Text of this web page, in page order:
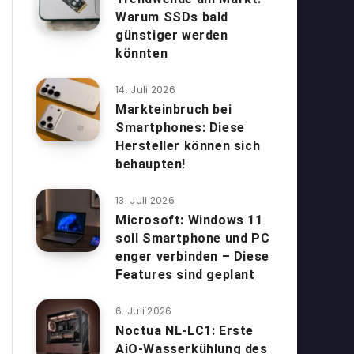
Warum SSDs bald
günstiger werden
könnten
14. Juli 2026
Markteinbruch bei
Smartphones: Diese
Hersteller können sich
behaupten!
13. Juli 2026
Microsoft: Windows 11
soll Smartphone und PC
enger verbinden – Diese
Features sind geplant
6. Juli 2026
Noctua NL-LC1: Erste
AiO-Wasserkühlung des